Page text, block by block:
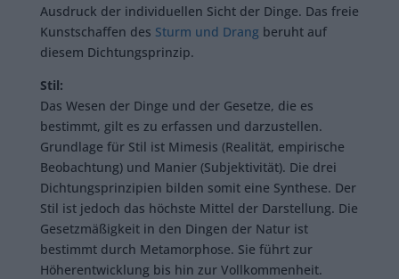
Ausdruck der individuellen Sicht der Dinge. Das freie
Kunstschaffen des Sturm und Drang beruht auf
diesem Dichtungsprinzip.
Stil:
Das Wesen der Dinge und der Gesetze, die es
bestimmt, gilt es zu erfassen und darzustellen.
Grundlage für Stil ist Mimesis (Realität, empirische
Beobachtung) und Manier (Subjektivität). Die drei
Dichtungsprinzipien bilden somit eine Synthese. Der
Stil ist jedoch das höchste Mittel der Darstellung. Die
Gesetzmäßigkeit in den Dingen der Natur ist
bestimmt durch Metamorphose. Sie führt zur
Höherentwicklung bis hin zur Vollkommenheit.